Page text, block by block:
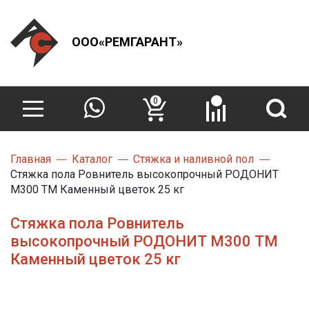
ООО«РЕМГАРАНТ»
0
Главная Каталог
Стяжка и наливной пол
Стяжка пола Ровнитель высокопрочный РОДОНИТ
М300 ТМ Каменный цветок 25 кг
Стяжка пола Ровнитель
высокопрочный РОДОНИТ М300 ТМ
Каменный цветок 25 кг